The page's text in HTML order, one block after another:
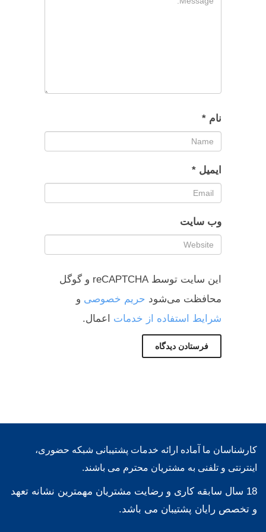
نام *
ایمیل *
وب‌ سایت
این سایت توسط reCAPTCHA و گوگل
محافظت می‌شود حریم خصوصی و
شرایط استفاده از خدمات اعمال.
کارشناسان ما آماده ارائه خدمات پشتیبانی شبکه حضوری،
اینترنتی و تلفنی به مشتریان محترم می باشند.
18 سال سابقه کاری و رضایت مشتریان مهمترین نشانه تعهد
و تخصص رایان پشتیبان می باشد.